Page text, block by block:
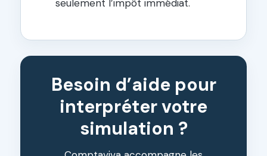
seulement l’impôt immédiat.
Besoin d’aide pour
interpréter votre
simulation ?